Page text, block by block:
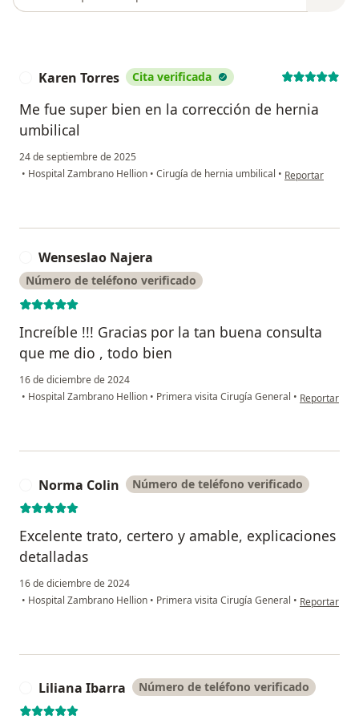
Karen Torres Cita verificada
Me fue super bien en la corrección de hernia
umbilical
24 de septiembre de 2025
• Hospital Zambrano Hellion • Cirugía de hernia umbilical • en opinión del
Reportar
Wenseslao Najera
Número de teléfono verificado
Increíble !!! Gracias por la tan buena consulta
que me dio , todo bien
16 de diciembre de 2024
• Hospital Zambrano Hellion • Primera visita Cirugía General • en opinión
Reportar
Norma Colin Número de teléfono verificado
Excelente trato, certero y amable, explicaciones
detalladas
16 de diciembre de 2024
• Hospital Zambrano Hellion • Primera visita Cirugía General • en opinión
Reportar
Liliana Ibarra Número de teléfono verificado